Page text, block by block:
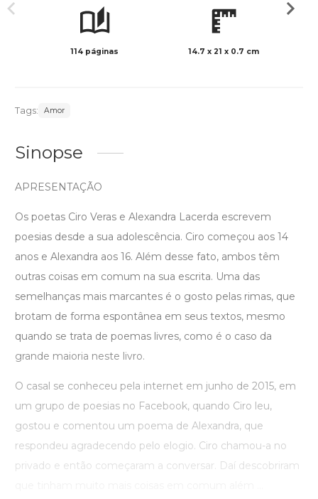
114 páginas 14.7 x 21 x 0.7 cm
Tags: Amor
Sinopse
APRESENTAÇÃO
Os poetas Ciro Veras e Alexandra Lacerda escrevem
poesias desde a sua adolescência. Ciro começou aos 14
anos e Alexandra aos 16. Além desse fato, ambos têm
outras coisas em comum na sua escrita. Uma das
semelhanças mais marcantes é o gosto pelas rimas, que
brotam de forma espontânea em seus textos, mesmo
quando se trata de poemas livres, como é o caso da
grande maioria neste livro.
O casal se conheceu pela internet em junho de 2015, em
um grupo de poesias no Facebook, quando Ciro leu,
gostou e comentou um poema de Alexandra, que
respondeu agradecendo pelo elogio. Ciro chamou-a no
privado e então começaram a conversar. Daí descobriram